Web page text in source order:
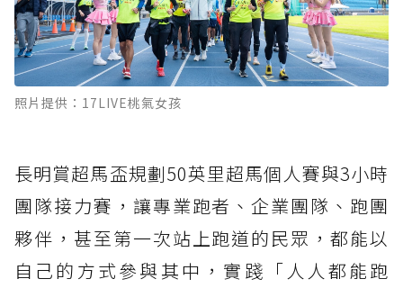
照片提供：17LIVE桃氣女孩
長明賞超馬盃規劃50英里超馬個人賽與3小時
團隊接力賽，讓專業跑者、企業團隊、跑團
夥伴，甚至第一次站上跑道的民眾，都能以
自己的方式參與其中，實踐「人人都能跑